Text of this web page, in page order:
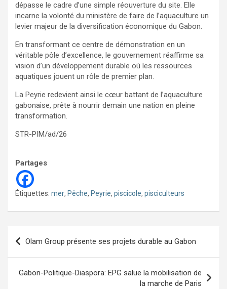
dépasse le cadre d’une simple réouverture du site. Elle
incarne la volonté du ministère de faire de l’aquaculture un
levier majeur de la diversification économique du Gabon.
En transformant ce centre de démonstration en un
véritable pôle d’excellence, le gouvernement réaffirme sa
vision d’un développement durable où les ressources
aquatiques jouent un rôle de premier plan.
La Peyrie redevient ainsi le cœur battant de l’aquaculture
gabonaise, prête à nourrir demain une nation en pleine
transformation.
STR-PIM/ad/26
Partages
Étiquettes: mer, Pêche, Peyrie, piscicole, pisciculteurs
Navigation
de
l’article
Olam Group présente ses projets durable au Gabon
Gabon-Politique-Diaspora: EPG salue la mobilisation de
la marche de Paris